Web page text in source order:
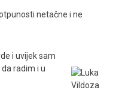
netačne i ne
i uvijek sam
radim i u